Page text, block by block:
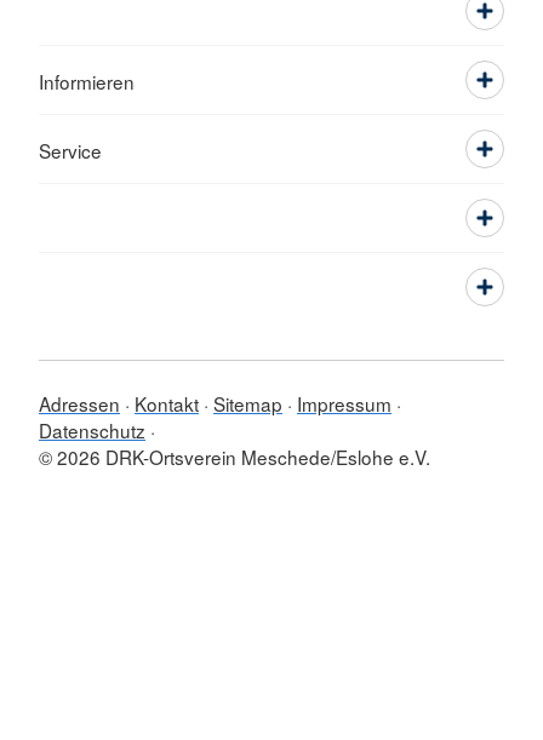
Informieren
Service
Adressen Kontakt Sitemap
Impressum
Datenschutz
© 2026 DRK-Ortsverein Meschede/Eslohe e.V.